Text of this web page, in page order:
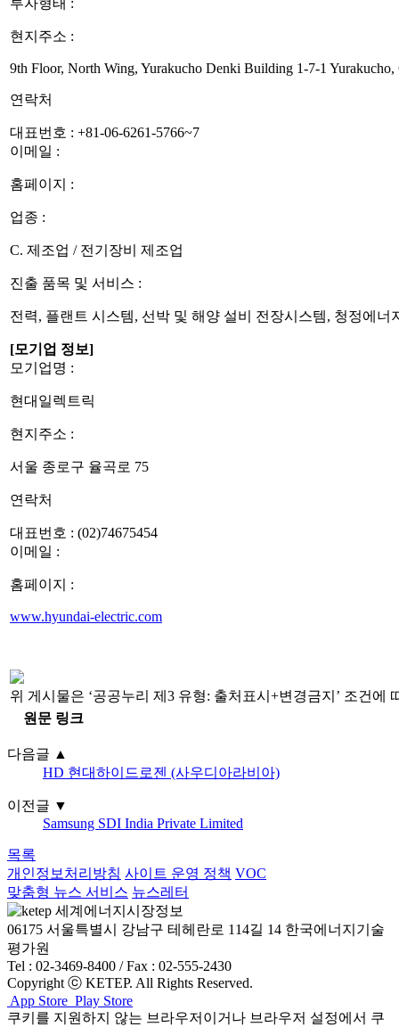
투자형태 :
현지주소 :
9th Floor, North Wing, Yurakucho Denki Building 1-7-1
연락처
대표번호 : +81-06-6261-5766~7
이메일 :
홈페이지 :
업종 :
C. 제조업 / 전기장비 제조업
진출 품목 및 서비스 :
전력, 플랜트 시스템, 선박 및 해양 설비 전장시스템, 청정에너
[모기업 정보]
모기업명 :
현대일렉트릭
현지주소 :
서울 종로구 율곡로 75
연락처
대표번호 : (02)74675454
이메일 :
홈페이지 :
www.hyundai-electric.com
위 게시물은 ‘공공누리 제3 유형: 출처표시+변경금지’ 조건에
원문 링크
다음글 ▲
HD 현대하이드로젠 (사우디아라비아)
이전글 ▼
Samsung SDI India Private Limited
목록
개인정보처리방침 사이트 운영 정책 VOC
맞춤형 뉴스 서비스 뉴스레터
06175 서울특별시 강남구 테헤란로 114길 14 한국에너지기술
평가원
Tel : 02-3469-8400 / Fax : 02-555-2430
Copyright ⓒ KETEP. All Rights Reserved.
App Store Play Store
쿠키를 지원하지 않는 브라우저이거나 브라우저 설정에서 쿠